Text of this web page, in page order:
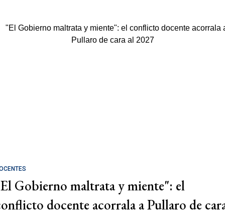
Gobierno maltrata y miente": el
docente acorrala a Pullaro de